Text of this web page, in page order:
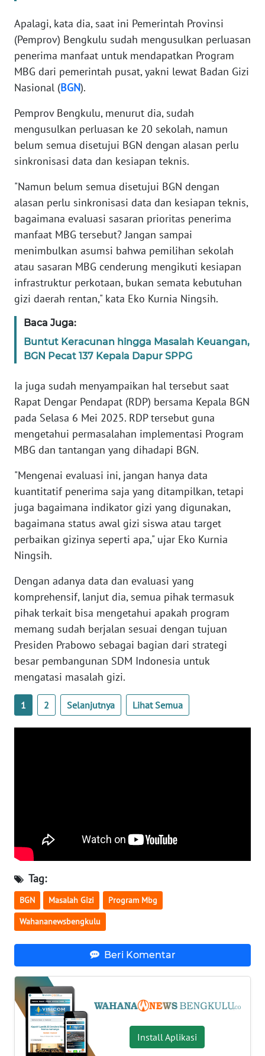
Apalagi, kata dia, saat ini Pemerintah Provinsi
(Pemprov) Bengkulu sudah mengusulkan perluasan
penerima manfaat untuk mendapatkan Program
MBG dari pemerintah pusat, yakni lewat Badan Gizi
Nasional (BGN).
Pemprov Bengkulu, menurut dia, sudah
mengusulkan perluasan ke 20 sekolah, namun
belum semua disetujui BGN dengan alasan perlu
sinkronisasi data dan kesiapan teknis.
"Namun belum semua disetujui BGN dengan
alasan perlu sinkronisasi data dan kesiapan teknis,
bagaimana evaluasi sasaran prioritas penerima
manfaat MBG tersebut? Jangan sampai
menimbulkan asumsi bahwa pemilihan sekolah
atau sasaran MBG cenderung mengikuti kesiapan
infrastruktur perkotaan, bukan semata kebutuhan
gizi daerah rentan," kata Eko Kurnia Ningsih.
Baca Juga:
Buntut Keracunan hingga Masalah Keuangan,
BGN Pecat 137 Kepala Dapur SPPG
Ia juga sudah menyampaikan hal tersebut saat
Rapat Dengar Pendapat (RDP) bersama Kepala BGN
pada Selasa 6 Mei 2025. RDP tersebut guna
mengetahui permasalahan implementasi Program
MBG dan tantangan yang dihadapi BGN.
"Mengenai evaluasi ini, jangan hanya data
kuantitatif penerima saja yang ditampilkan, tetapi
juga bagaimana indikator gizi yang digunakan,
bagaimana status awal gizi siswa atau target
perbaikan gizinya seperti apa," ujar Eko Kurnia
Ningsih.
Dengan adanya data dan evaluasi yang
komprehensif, lanjut dia, semua pihak termasuk
pihak terkait bisa mengetahui apakah program
memang sudah berjalan sesuai dengan tujuan
Presiden Prabowo sebagai bagian dari strategi
besar pembangunan SDM Indonesia untuk
mengatasi masalah gizi.
1 2 Selanjutnya Lihat Semua
Tag:
BGN Masalah Gizi Program Mbg
Wahananewsbengkulu
Beri Komentar
Install Aplikasi
BANTEN
WN
NTT
KEPRI
WN
PAPUA
WN
PAPUA
BARAT
WN
RIAU
WN
SERAMBI
JAMBI
SULTRA
WN
NTB
SULTENG
WN
SULBAR
WN
BABEL
WN
SUMBAR
WN
SUMSEL
WN
BENGKULU
WN
WN
JOGJA
WN
JATIM
WN
WN
KALBAR
WN
KALTENG